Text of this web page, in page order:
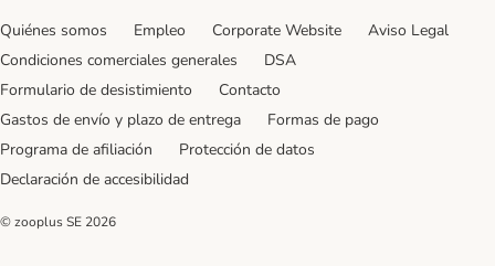
Quiénes somos Empleo Corporate Website
Aviso Legal
Condiciones comerciales generales
DSA
Formulario de desistimiento
Contacto
Gastos de envío y plazo de entrega
Formas de pago
Programa de afiliación
Protección de datos
Declaración de accesibilidad
© zooplus SE 2026